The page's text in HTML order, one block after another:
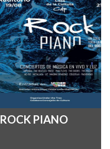
ROCK PIANO